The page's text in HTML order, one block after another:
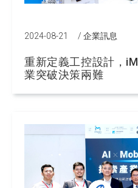
2024-08-21 / 企業訊息
重新定義工控設計，
業突破決策兩難